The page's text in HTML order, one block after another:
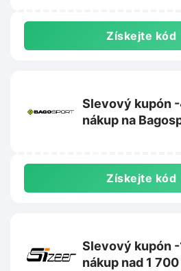
Získejte kód
Slevový kupón
nákup na
Získejte kód
Slevový kupón -
nákup nad 1